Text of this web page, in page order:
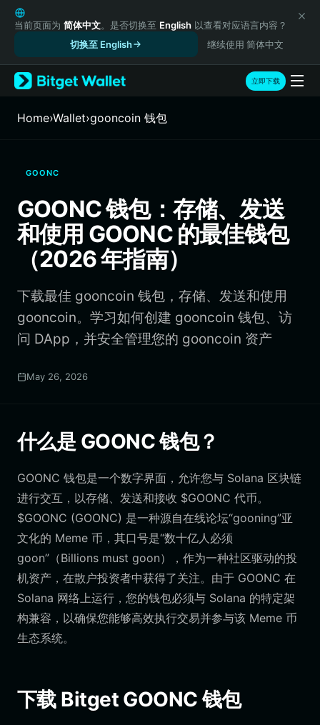
English
日本語
Русский
Español (Latinoamérica)
Türkçe
Italiano
繁體中文
Português (Portugal)
Bahasa Indonesia
ภาษาไทย
Português (Brasil)
Español (Argentina)
当前页面为 简体中文。是否切换至 English 以查看对应语言内容？
切换至 English
继续使用 简体中文
立即下载
Home›Wallet›gooncoin 钱包
GOONC
GOONC 钱包：存储、发送
和使用 GOONC 的最佳钱包
（2026 年指南）
下载最佳 gooncoin 钱包，存储、发送和使用
gooncoin。学习如何创建 gooncoin 钱包、访
问 DApp，并安全管理您的 gooncoin 资产
May 26, 2026
什么是 GOONC 钱包？
GOONC 钱包是一个数字界面，允许您与 Solana 区块链
进行交互，以存储、发送和接收 $GOONC 代币。
$GOONC (GOONC) 是一种源自在线论坛“gooning”亚
文化的 Meme 币，其口号是“数十亿人必须
goon”（Billions must goon），作为一种社区驱动的投
机资产，在散户投资者中获得了关注。由于 GOONC 在
Solana 网络上运行，您的钱包必须与 Solana 的特定架
构兼容，以确保您能够高效执行交易并参与该 Meme 币
生态系统。
下载 Bitget GOONC 钱包